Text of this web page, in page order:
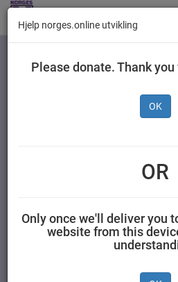
Kategorier
Hjelp norges.online utvikling
Please donate. Thank
OK
OR
Only once we'll deliver you
website from this